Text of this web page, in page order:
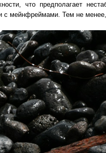
что предполагает
мейнфреймами. Тем не